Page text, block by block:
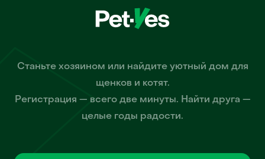
Станьте хозяином или найдите уютный дом для
щенков и котят.
Регистрация — всего две минуты. Найти друга —
целые годы радости.